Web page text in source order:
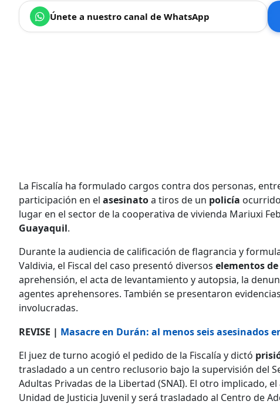
Únete a nuestro canal de WhatsApp
La Fiscalía ha formulado cargos contra dos personas,
participación en el asesinatoa tiros de un policía
lugar en el sector de la cooperativa de vivienda Mariuxi
Guayaquil.
Durante la audiencia de calificación de flagrancia y
Valdivia, el Fiscal del caso presentó diversos elementos
aprehensión, el acta de levantamiento y autopsia, la
agentes aprehensores. También se presentaron
involucradas.
REVISE | Masacre en Durán: al menos seis asesinados
El juez de turno acogió el pedido de la Fiscalía y dictó
trasladado a un centro reclusorio bajo la supervisión del
Adultas Privadas de la Libertad (SNAI). El otro implicado, el
Unidad de Justicia Juvenil y será trasladado al Centro de